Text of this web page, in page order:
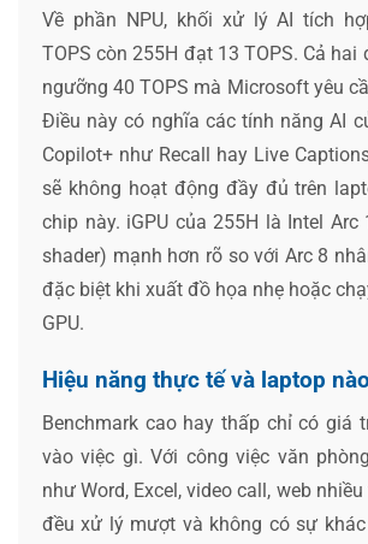
Về phần NPU, khối xử lý AI tích
TOPS còn 255H đạt 13 TOPS. Cả hai
ngưỡng 40 TOPS mà Microsoft yêu
Điều này có nghĩa các tính năng AI
Copilot+ như Recall hay Live
sẽ không hoạt động đầy đủ trên
chip này. iGPU của 255H là Intel Arc
shader) mạnh hơn rõ so với Arc 8
đặc biệt khi xuất đồ họa nhẹ hoặc
GPU.
Hiệu năng thực tế và laptop
Benchmark cao hay thấp chỉ có giá
vào việc gì. Với công việc văn
như Word, Excel, video call, web
đều xử lý mượt và không có sự